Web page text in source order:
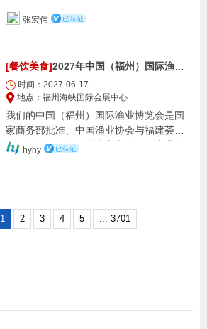
心技术。「十四五」规划明确提出，要全
面推进半导体 产业升级，聚焦高端芯片设
跑」到「领跑」的 跨越。 二、深耕深圳：
打造半导体产业核心增长极 深圳，作为中
国科技创新的「策源地」，更是半导体产
业的核心增长极。这里既 是全国半导体产
品的集散中心、应用高地，更是 IC 设计产
业的领军之城，多年保持高 速增长态势。
依托广东省打造「全国半导体产业第三
极」的战略布局，深圳持续加码政策与资
确要完善「设计—制造—封测」全产业
链，攻坚 EDA 工具、半导体材料、高端芯
张宏伟
[餐饮美食]2027年中国（福州）国际渔业博览会|福州渔博会
时间：2027-06-17
地点：福州海峡国际会展中心
我们的中国（福州）国际渔业博览会是国
家商务部批准、中国渔业协会与福建荟源
国际展览有限公司联合主办的国际专业渔
hyhy
1 2 3 4 5
... 3701